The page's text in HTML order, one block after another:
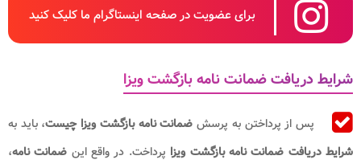
برای عضویت در صفحه اینستاگرام ما کلیک کنید
شرایط دریافت ضمانت نامه بازگشت ویزا
پس از پرداختن به پرسش ضمانت نامه بازگشت ویزا چیست، باید به
شرایط دریافت ضمانت نامه بازگشت ویزا پرداخت. در واقع این ضمانت نامه،